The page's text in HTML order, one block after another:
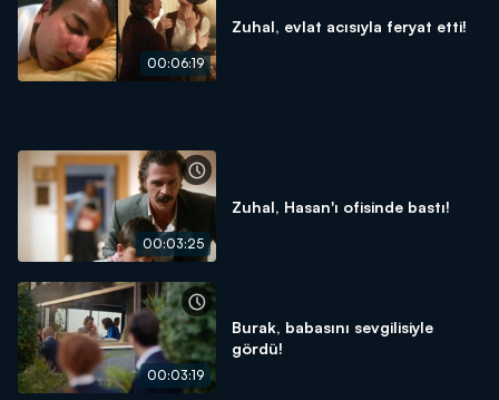
00:06:19
Zuhal, evlat acısıyla feryat etti!
00:03:25
Zuhal, Hasan'ı ofisinde bastı!
00:03:19
Burak, babasını sevgilisiyle
gördü!